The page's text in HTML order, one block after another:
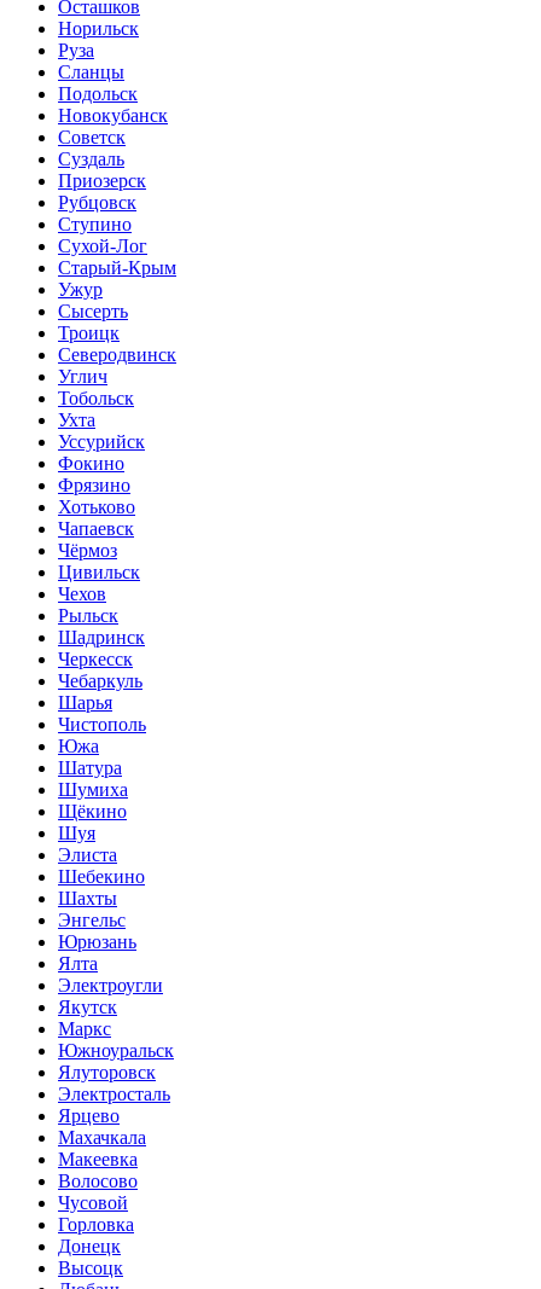
Осташков
Норильск
Руза
Сланцы
Подольск
Новокубанск
Советск
Суздаль
Приозерск
Рубцовск
Ступино
Сухой-Лог
Старый-Крым
Ужур
Сысерть
Троицк
Северодвинск
Углич
Тобольск
Ухта
Уссурийск
Фокино
Фрязино
Хотьково
Чапаевск
Чёрмоз
Цивильск
Чехов
Рыльск
Шадринск
Черкесск
Чебаркуль
Шарья
Чистополь
Южа
Шатура
Шумиха
Щёкино
Шуя
Элиста
Шебекино
Шахты
Энгельс
Юрюзань
Ялта
Электроугли
Якутск
Маркс
Южноуральск
Ялуторовск
Электросталь
Ярцево
Махачкала
Макеевка
Волосово
Чусовой
Горловка
Донецк
Высоцк